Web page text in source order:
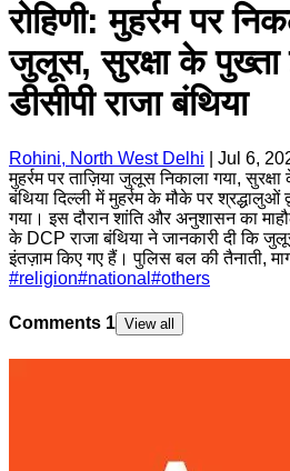
रोहिणी: मुहर्रम पर
जुलूस, सुरक्षा के पुख्ता
डीसीपी राजा बंथिया
Rohini, North West Delhi
Jul 6,
मुहर्रम पर ताज़िया जुलूस निकाला गया,
बंथिया दिल्ली में मुहर्रम के मौके पर श्रद्धालुओं
गया। इस दौरान शांति और अनुशासन का
के DCP राजा बंथिया ने जानकारी दी कि
इंतज़ाम किए गए हैं। पुलिस बल की तैनाती,
#religion#national #others
Comments 1 View all